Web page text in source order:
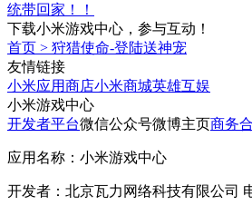
统带回家！！
下载小米游戏中心，参与互动！
首页 > 狩猎使命-登陆送神宠
友情链接
小米应用商店小米商城英雄互娱
小米游戏中心
开发者平台微信公众号微博主页商务
应用名称：小米游戏中心
开发者：北京瓦力网络科技有限公司